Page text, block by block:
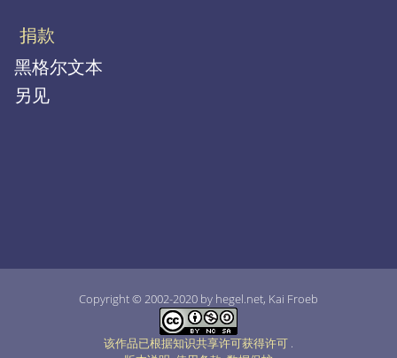
捐款
黑格尔文本
另见
Copyright © 2002-2020 by hegel.net, Kai Froeb
该作品已根据知识共享许可获得许可 .